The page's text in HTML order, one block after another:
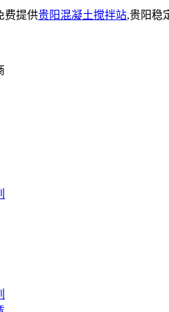
费提供贵阳混凝土搅拌站,贵阳稳